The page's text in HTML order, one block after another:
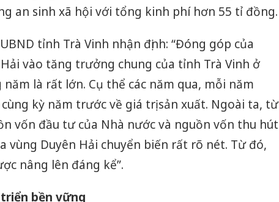
an sinh xã hội với tổng kinh phí hơn 55 tỉ đồng.
tỉnh Trà Vinh nhận định: “Đóng góp của
vào tăng trưởng chung của tỉnh Trà Vinh ở
là rất lớn. Cụ thể các năm qua, mỗi năm
kỳ năm trước về giá trị sản xuất. Ngoài ta, từ
vốn đầu tư của Nhà nước và nguồn vốn thu hút
vùng Duyên Hải chuyển biến rất rõ nét. Từ đó,
nâng lên đáng kể”.
bền vững